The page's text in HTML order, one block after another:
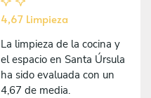
4,67 Limpieza
La limpieza de la cocina y
el espacio en Santa Úrsula
ha sido evaluada con un
4,67 de media.